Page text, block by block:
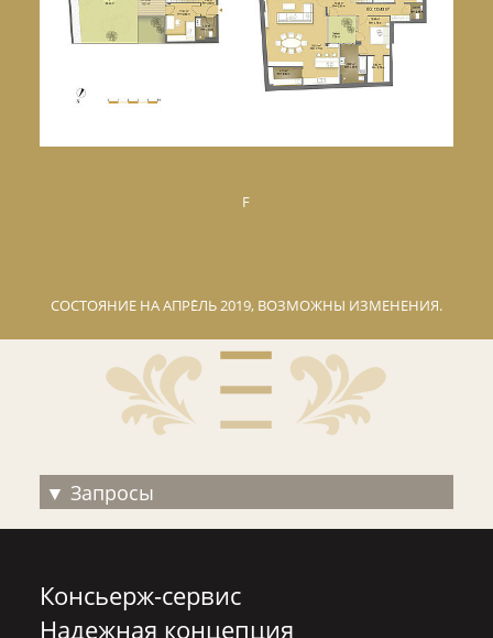
F
СОСТОЯНИЕ НА АПРЕ́ЛЬ 2019, ВОЗМОЖНЫ ИЗМЕНЕНИЯ.
Запросы
Консьерж-сервис
Надежная концепция